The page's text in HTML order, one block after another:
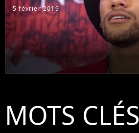
5 février 2019
MOTS CLÉS